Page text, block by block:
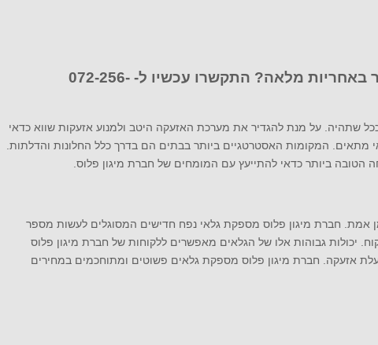
באחריות מלאה? התקשרו עכשיו ל- 072-256-
שתהיה. על מנת להגדיר את מערכת האזעקה היטב ולמנוע אזעקות שווא כדאי
מתאים. המקומות האסטרטגיים ביותר בבתים הם בדרך כלל החלונות והדלתות.
ביותר כדאי להתייעץ עם המומחים של חברת מיגון פלוס.
אמת. חברת מיגון פלוס מספקת גלאי נפח חדישים המסוגלים לעשות מספר
יכולות גבוהות אלו של הגלאים מאפשרים ללקוחות של חברת מיגון פלוס
אזעקה. חברת מיגון פלוס מספקת גלאים פשוטים ומתוחכמים במחירים